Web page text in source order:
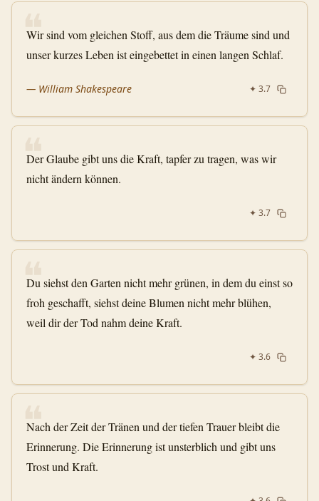
❝
Wir sind vom gleichen Stoff, aus dem die Träume sind und
unser kurzes Leben ist eingebettet in einen langen Schlaf.
— William Shakespeare ✦ 3.7
❝
Der Glaube gibt uns die Kraft, tapfer zu tragen, was wir
nicht ändern können.
✦ 3.7
❝
Du siehst den Garten nicht mehr grünen, in dem du einst so
froh geschafft, siehst deine Blumen nicht mehr blühen,
weil dir der Tod nahm deine Kraft.
✦ 3.6
❝
Nach der Zeit der Tränen und der tiefen Trauer bleibt die
Erinnerung. Die Erinnerung ist unsterblich und gibt uns
Trost und Kraft.